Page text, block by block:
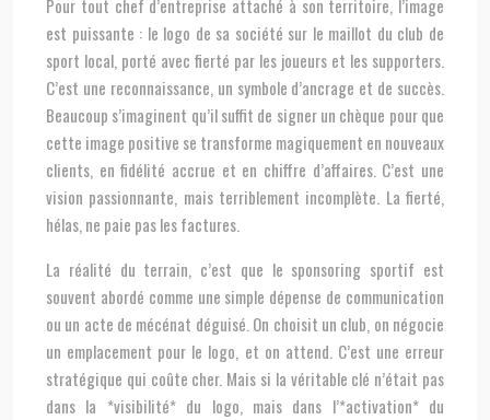
Pour tout chef d’entreprise attaché à son territoire, l’image
est puissante : le logo de sa société sur le maillot du club de
sport local, porté avec fierté par les joueurs et les supporters.
C’est une reconnaissance, un symbole d’ancrage et de succès.
Beaucoup s’imaginent qu’il suffit de signer un chèque pour que
cette image positive se transforme magiquement en nouveaux
clients, en fidélité accrue et en chiffre d’affaires. C’est une
vision passionnante, mais terriblement incomplète. La fierté,
hélas, ne paie pas les factures.
La réalité du terrain, c’est que le sponsoring sportif est
souvent abordé comme une simple dépense de communication
ou un acte de mécénat déguisé. On choisit un club, on négocie
un emplacement pour le logo, et on attend. C’est une erreur
stratégique qui coûte cher. Mais si la véritable clé n’était pas
dans la *visibilité* du logo, mais dans l’*activation* du